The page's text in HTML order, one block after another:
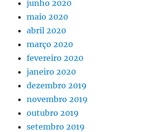
junho 2020
maio 2020
abril 2020
março 2020
fevereiro 2020
janeiro 2020
dezembro 2019
novembro 2019
outubro 2019
setembro 2019